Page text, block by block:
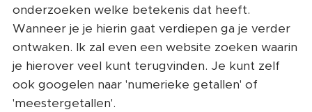
onderzoeken welke betekenis dat heeft.
Wanneer je je hierin gaat verdiepen ga je verder
ontwaken. Ik zal even een website zoeken waarin
je hierover veel kunt terugvinden. Je kunt zelf
ook googelen naar 'numerieke getallen' of
'meestergetallen'.